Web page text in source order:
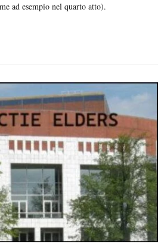
ad esempio nel quarto atto).